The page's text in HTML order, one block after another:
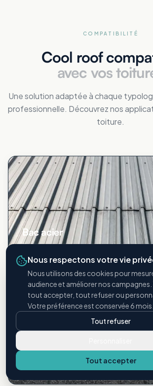
COMPATIBILITÉ
Cool roof
avec vos
Une solution adaptée à chaque
professionnelle. Découvrez nos
toiture.
Bac acier
Toitures métalliques industrielles
Étanchéité bitumineuse
Membranes et revêtements bitume
Nous respectons votre vie
Nous utilisons des cookies pour
audience et améliorer nos
tout accepter, tout refuser ou
Votre préférence est conservée 6 mois.
Tout refuser
Tout accepter